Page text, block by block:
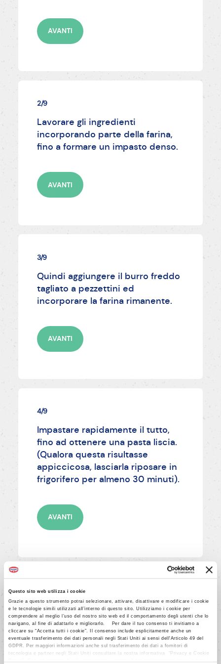
Questo sito web utilizza i cookie
Grazie a questo strumento potrai selezionare, attivare, disattivare e modificare i cookie
e le tecnologie simili utilizzati all’interno di questo sito. Utilizziamo i cookie per
comprendere al meglio l’uso del nostro sito web ed il comportamento degli utenti che lo
navigano, al fine di adattarlo e migliorarlo. Per dare il tuo consenso ti invitiamo a
cliccare su “Accetta tutti i cookie”. Il consenso include esplicitamente anche un
eventuale trasferimento dei dati personali negli Stati Uniti ai sensi dell'Articolo 49 del
GDPR. Per maggiori informazioni anche sul trasferimento dei dati a fornitori di
tecnologia e partner negli Stati Uniti consultare la nostra informativa “Privacy e Cookie
AVANTI
2/9
Lavorare gli ingredienti
incorporando parte della farina,
fino a formare un impasto denso.
AVANTI
3/9
Quindi aggiungere il burro freddo
tagliato a pezzettini ed
incorporare la farina rimanente.
AVANTI
4/9
Impastare rapidamente il tutto,
fino ad ottenere una pasta liscia.
(Qualora questa risultasse
appiccicosa, lasciarla riposare in
frigorifero per almeno 30 minuti).
AVANTI
5/9
Stendere l'impasto sul fondo e
sulle pareti di uno stampo a
cerchio apribile (diametro 26 cm)
con il fondo imburrato ed
infarinato, formando un bordo alto